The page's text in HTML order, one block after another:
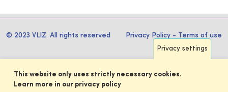
© 2023 VLIZ. All rights reserved Privacy Policy - Terms of use
Privacy settings
This website only uses strictly necessary cookies.
Learn more in our privacy policy